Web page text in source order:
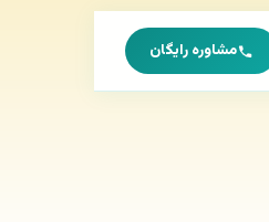
مشاوره رایگان